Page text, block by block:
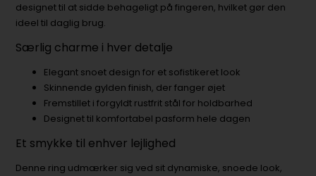
designet til at sidde behageligt på fingeren, hvilket gør den
ideel til daglig brug.
Særlig charme i hver detalje
Elegant snoet design for et sofistikeret look
Skinnende gylden finish, der fanger øjet
Fremstillet i forgyldt rustfrit stål for holdbarhed
Designet til komfortabel pasform hele dagen
Et smykke til enhver lejlighed
Denne ring udmærker sig ved sit dynamiske, snoede look,